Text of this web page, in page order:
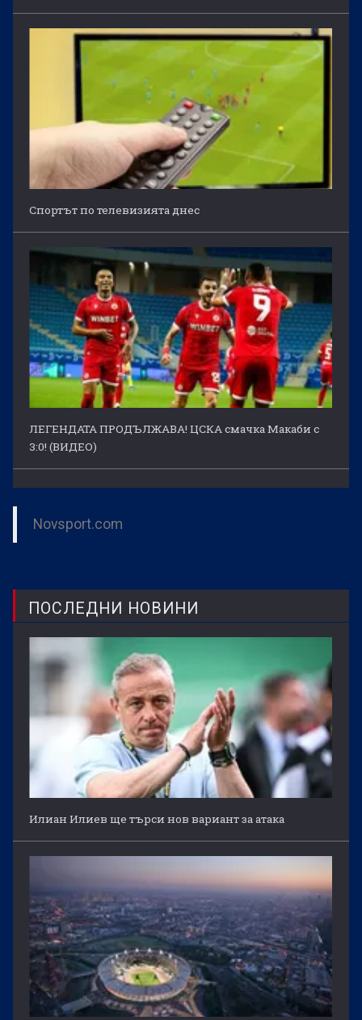
Спортът по телевизията днес
ЛЕГЕНДАТА ПРОДЪЛЖАВА! ЦСКА смачка Макаби с
3:0! (ВИДЕО)
Novsport.com
ПОСЛЕДНИ НОВИНИ
Илиан Илиев ще търси нов вариант за атака